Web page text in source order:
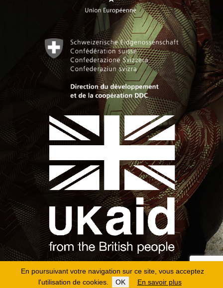
En poursuivant votre navigation sur ce site, vous acceptez
l'utilisation de cookies.
OK En savoir plus